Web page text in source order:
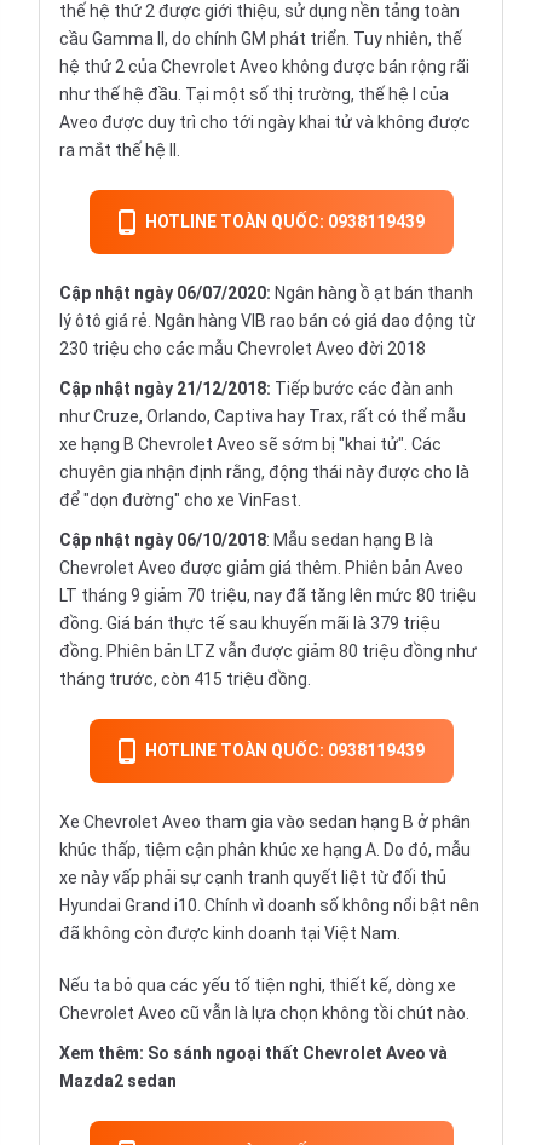
thế hệ thứ 2 được giới thiệu, sử dụng nền tảng toàn
cầu Gamma II, do chính GM phát triển. Tuy nhiên, thế
hệ thứ 2 của Chevrolet Aveo không được bán rộng rãi
như thế hệ đầu. Tại một số thị trường, thế hệ I của
Aveo được duy trì cho tới ngày khai tử và không được
ra mắt thế hệ II.
HOTLINE TOÀN QUỐC: 0938119439
Cập nhật ngày 06/07/2020: Ngân hàng ồ ạt bán thanh
lý ôtô giá rẻ. Ngân hàng VIB rao bán có giá dao động từ
230 triệu cho các mẫu Chevrolet Aveo đời 2018
Cập nhật ngày 21/12/2018: Tiếp bước các đàn anh
như Cruze, Orlando, Captiva hay Trax, rất có thể mẫu
xe hạng B Chevrolet Aveo sẽ sớm bị "khai tử". Các
chuyên gia nhận định rằng, động thái này được cho là
để "dọn đường" cho xe VinFast.
Cập nhật ngày 06/10/2018: Mẫu sedan hạng B là
Chevrolet Aveo được giảm giá thêm. Phiên bản Aveo
LT tháng 9 giảm 70 triệu, nay đã tăng lên mức 80 triệu
đồng. Giá bán thực tế sau khuyến mãi là 379 triệu
đồng. Phiên bản LTZ vẫn được giảm 80 triệu đồng như
tháng trước, còn 415 triệu đồng.
HOTLINE TOÀN QUỐC: 0938119439
Xe Chevrolet Aveo tham gia vào sedan hạng B ở phân
khúc thấp, tiệm cận phân khúc xe hạng A. Do đó, mẫu
xe này vấp phải sự cạnh tranh quyết liệt từ đối thủ
Hyundai Grand i10. Chính vì doanh số không nổi bật nên
đã không còn được kinh doanh tại Việt Nam.
Nếu ta bỏ qua các yếu tố tiện nghi, thiết kế, dòng xe
Chevrolet Aveo cũ vẫn là lựa chọn không tồi chút nào.
Xem thêm: So sánh ngoại thất Chevrolet Aveo và
Mazda2 sedan